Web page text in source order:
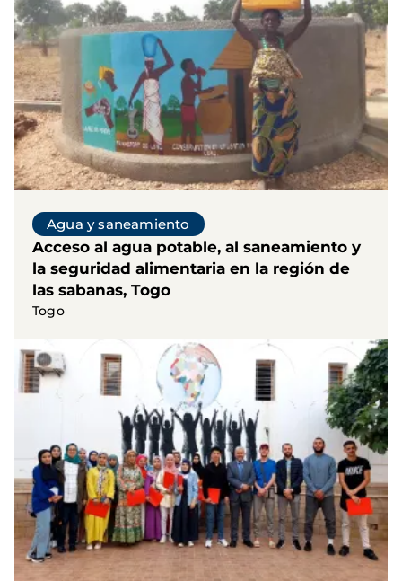
Agua y saneamiento
Acceso al agua potable, al saneamiento y
la seguridad alimentaria en la región de
las sabanas, Togo
Togo